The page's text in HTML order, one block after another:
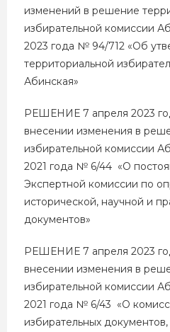
изменений в решение
избирательной комиссии
2023 года № 94/712 «Об
территориальной
Абинская»
РЕШЕНИЕ 7 апреля 2023
внесении изменения в
избирательной комиссии
2021 года № 6/44 «О
Экспертной комиссии по
исторической, научной и
документов»
РЕШЕНИЕ 7 апреля 2023
внесении изменения в
избирательной комиссии
2021 года № 6/43 «О
избирательных